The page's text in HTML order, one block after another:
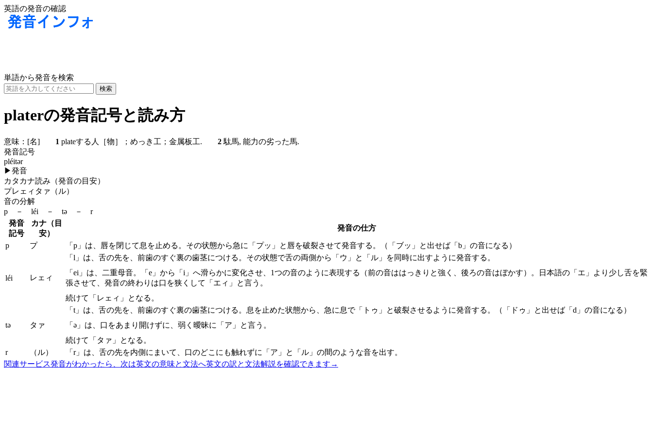
英語の発音の確認
単語から発音を検索
platerの発音記号と読み方
意味： [名] 1 plateする人［物］；めっき工；金属板工. 2 駄馬, 能力の劣った馬.
発音記号
pléitər
▶発音
カタカナ読み（発音の目安）
プレェィタァ（ル）
音の分解
p － léi － tə － r
発音
記号
カナ（目
安）
発音の仕方
p プ 「p」は、唇を閉じて息を止める。その状態から急に「プッ」と唇を破裂させて発音する。（「ブッ」と出せば「b」の音になる）
léi レェィ
「l」は、舌の先を、前歯のすぐ裏の歯茎につける。その状態で舌の両側から「ウ」と「ル」を同時に出すように発音する。
「ei」は、二重母音。「e」から「i」へ滑らかに変化させ、1つの音のように表現する（前の音ははっきりと強く、後ろの音はぼかす）。日本語の「エ」より少し舌を緊
張させて、発音の終わりは口を狭くして「エィ」と言う。
続けて「レェィ」となる。
tə タァ
「t」は、舌の先を、前歯のすぐ裏の歯茎につける。息を止めた状態から、急に息で「トゥ」と破裂させるように発音する。（「ドゥ」と出せば「d」の音になる）
「ə」は、口をあまり開けずに、弱く曖昧に「ア」と言う。
続けて「タァ」となる。
r
（ル）
「r」は、舌の先を内側にまいて、口のどこにも触れずに「ア」と「ル」の間のような音を出す。
関連サービス発音がわかったら、次は英文の意味と文法へ英文の訳と文法解説を確認できます →